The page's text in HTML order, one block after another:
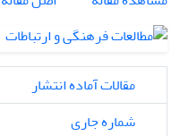
مقالات آماده انتشار
شماره جاری